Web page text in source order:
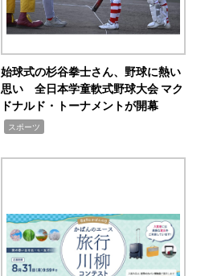
始球式の杉谷拳士さん、野球に熱い
思い 全日本学童軟式野球大会 マク
ドナルド・トーナメントが開幕
スポーツ